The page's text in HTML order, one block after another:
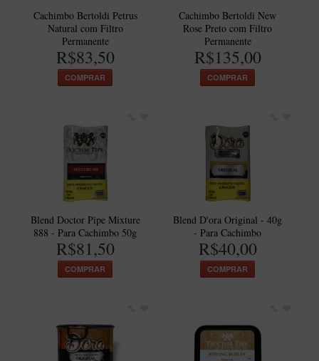
Nacionais
Sasso
Havana
Finamore
Artesão Idelfonso Bertoldi
SUPORTES
Suporte Botinha para 1 cachimbo
Suporte Churchwarden
Suporte para 2 Cachimbos
Suporte Redondo
Suporte Retangular
Cachimbos Mini
Cachimbo Bertoldi Petrus
Natural com Filtro
Permanente
R$83,50
COMPRAR
Cachimbo Bertoldi New
Rose Preto com Filtro
Permanente
R$135,00
COMPRAR
Blend Doctor Pipe Mixture
888 - Para Cachimbo 50g
R$81,50
COMPRAR
Blend D'ora Original - 40g
- Para Cachimbo
R$40,00
COMPRAR